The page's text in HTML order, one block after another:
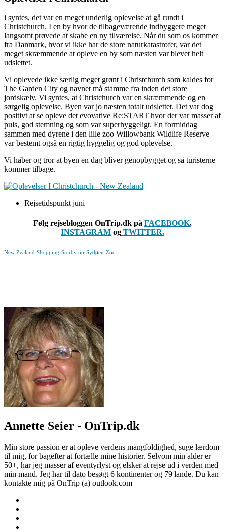
i syntes, det var en meget underlig oplevelse at gå rundt i
Christchurch. I en by hvor de tilbageværende indbyggere meget
langsomt prøvede at skabe en ny tilværelse. Når du som os kommer
fra Danmark, hvor vi ikke har de store naturkatastrofer, var det
meget skræmmende at opleve en by som næsten var blevet helt
udslettet.
Vi oplevede ikke særlig meget grønt i Christchurch som kaldes for
The Garden City og navnet må stamme fra inden det store
jordskælv. Vi syntes, at Christchurch var en skræmmende og en
sørgelig oplevelse. Byen var jo næsten totalt udslettet. Det var dog
positivt at se opleve det evovative Re:START hvor der var masser af
puls, god stemning og som var superhyggeligt. En formiddag
sammen med dyrene i den lille zoo Willowbank Wildlife Reserve
var bestemt også en rigtig hyggelig og god oplevelse.
Vi håber og tror at byen en dag bliver genopbygget og så turisterne
kommer tilbage.
Rejsetidspunkt juni
Følg rejsebloggen OnTrip.dk på FACEBOOK,
INSTAGRAM og TWITTER.
New Zealand Shopping Storby tip Sydøen Zoo
Annette Seier - OnTrip.dk
Min store passion er at opleve verdens mangfoldighed, suge lærdom
til mig, for bagefter at fortælle mine historier. Selvom min alder er
50+, har jeg masser af eventyrlyst og elsker at rejse ud i verden med
min mand. Jeg har til dato besøgt 6 kontinenter og 79 lande. Du kan
kontakte mig på OnTrip (a) outlook.com